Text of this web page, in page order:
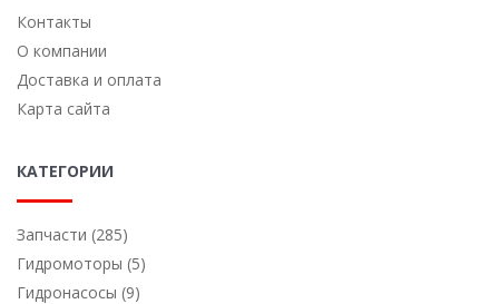
Контакты
О компании
Доставка и оплата
Карта сайта
КАТЕГОРИИ
Запчасти (285)
Гидромоторы (5)
Гидронасосы (9)